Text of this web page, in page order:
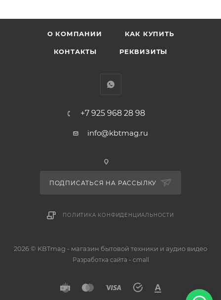
О КОМПАНИИ КАК КУПИТЬ
КОНТАКТЫ РЕКВИЗИТЫ
+7 925 968 28 98
info@kbtmag.ru
ПОДПИСАТЬСЯ НА РАССЫЛКУ
ПОЛИТИКА КОНФИДЕНЦИАЛЬНОСТИ
2026 © KBTmag - магазин бытовой техники и аудио видео
Разработка сайта - cmall